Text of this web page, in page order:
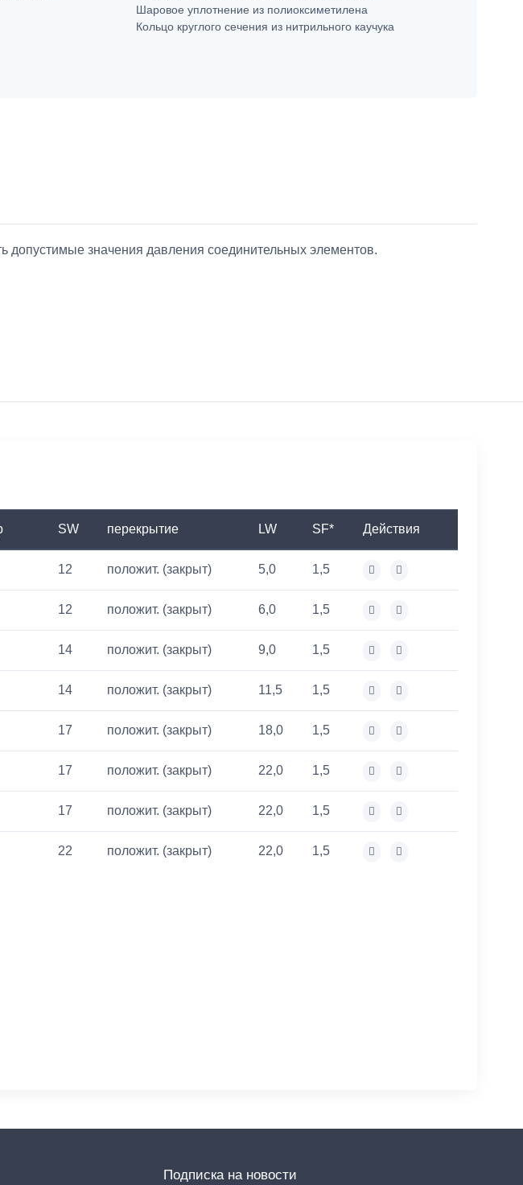
Шаровое уплотнение из полиоксиметилена
Кольцо круглого сечения из нитрильного каучука
допустимые значения давления соединительных элементов.
SW перекрытие LW SF* Действия
12 положит. (закрыт) 5,0 1,5
12 положит. (закрыт) 6,0 1,5
14 положит. (закрыт) 9,0 1,5
14 положит. (закрыт) 11,5 1,5
17 положит. (закрыт) 18,0 1,5
17 положит. (закрыт) 22,0 1,5
17 положит. (закрыт) 22,0 1,5
22 положит. (закрыт) 22,0 1,5
Подписка на новости